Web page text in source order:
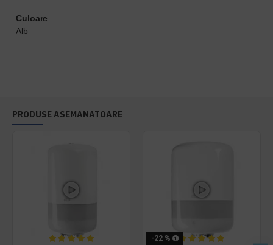
Culoare
Alb
PRODUSE ASEMANATOARE
-22 %